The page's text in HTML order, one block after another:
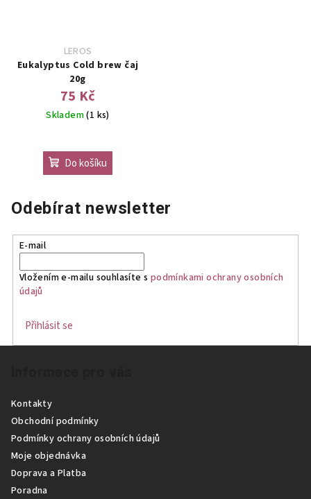
LEROS
Eukalyptus Cold brew čaj
20g
75 Kč
Skladem(1 ks)
Do košíku
Odebírat newsletter
E-mail
Vložením e-mailu souhlasíte s podmínkami ochrany osobních
údajů
Přihlásit se
Kontakty
Obchodní podmínky
Podmínky ochrany osobních údajů
Moje objednávka
Doprava a Platba
Poradna